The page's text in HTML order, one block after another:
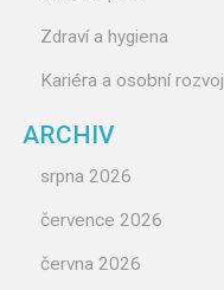
Zdraví a hygiena
Kariéra a osobní rozvoj
ARCHIV
srpna 2026
července 2026
června 2026